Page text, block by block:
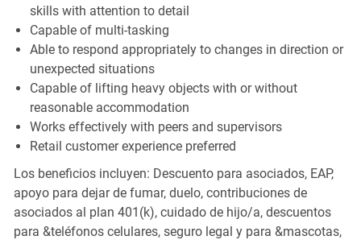
skills with attention to detail
Capable of multi-tasking
Able to respond appropriately to changes in direction or
unexpected situations
Capable of lifting heavy objects with or without
reasonable accommodation
Works effectively with peers and supervisors
Retail customer experience preferred
Los beneficios incluyen: Descuento para asociados, EAP,
apoyo para dejar de fumar, duelo, contribuciones de
asociados al plan 401(k), cuidado de hijo/a, descuentos
para &teléfonos celulares, seguro legal y para &mascotas,